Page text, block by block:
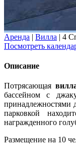
Аренда | Вилла | 4
Посмотреть
Описание
Потрясающая
бассейном с
принадлежностями
парковкой
награжденного
Размещение на 10